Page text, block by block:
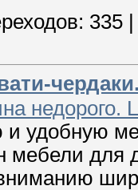
335
недорого.
и удобную
мебели